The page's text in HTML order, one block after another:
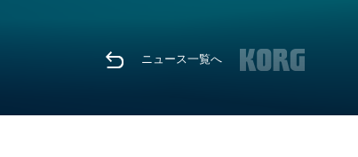
ニュース一覧へ